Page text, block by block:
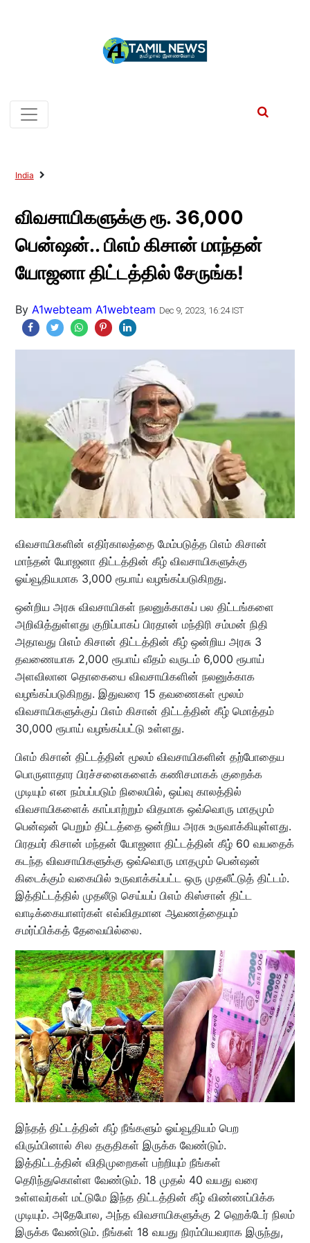
India
விவசாயிகளுக்கு ரூ. 36,000
பென்ஷன்.. பிஎம் கிசான் மாந்தன்
யோஜனா திட்டத்தில் சேருங்க!
By A1webteam A1webteam Dec 9, 2023, 16:24 IST
விவசாயிகளின் எதிர்காலத்தை மேம்படுத்த பிஎம் கிசான்
மாந்தன் யோஜனா திட்டத்தின் கீழ் விவசாயிகளுக்கு
ஓய்வூதியமாக 3,000 ரூபாய் வழங்கப்படுகிறது.
ஒன்றிய அரசு விவசாயிகள் நலனுக்காகப் பல திட்டங்களை
அறிவித்துள்ளது குறிப்பாகப் பிரதான் மந்திரி சம்மன் நிதி
அதாவது பிஎம் கிசான் திட்டத்தின் கீழ் ஒன்றிய அரசு 3
தவணையாக 2,000 ரூபாய் வீதம் வருடம் 6,000 ரூபாய்
அளவிலான தொகையை விவசாயிகளின் நலனுக்காக
வழங்கப்படுகிறது. இதுவரை 15 தவணைகள் மூலம்
விவசாயிகளுக்குப் பிஎம் கிசான் திட்டத்தின் கீழ் மொத்தம்
30,000 ரூபாய் வழங்கப்பட்டு உள்ளது.
பிஎம் கிசான் திட்டத்தின் மூலம் விவசாயிகளின் தற்போதைய
பொருளாதார பிரச்சனைகளைக் கணிசமாகக் குறைக்க
முடியும் என நம்பப்படும் நிலையில், ஒய்வு காலத்தில்
விவசாயிகளைக் காப்பாற்றும் விதமாக ஒவ்வொரு மாதமும்
பென்ஷன் பெறும் திட்டத்தை ஒன்றிய அரசு உருவாக்கியுள்ளது.
பிரதமர் கிசான் மந்தன் யோஜனா திட்டத்தின் கீழ் 60 வயதைக்
கடந்த விவசாயிகளுக்கு ஒவ்வொரு மாதமும் பென்ஷன்
கிடைக்கும் வகையில் உருவாக்கப்பட்ட ஒரு முதலீட்டுத் திட்டம்.
இத்திட்டத்தில் முதலீடு செய்யப் பிஎம் கிஸ்சான் திட்ட
வாடிக்கையாளர்கள் எவ்விதமான ஆவணத்தையும்
சமர்ப்பிக்கத் தேவையில்லை.
இந்தத் திட்டத்தின் கீழ் நீங்களும் ஓய்வூதியம் பெற
விரும்பினால் சில தகுதிகள் இருக்க வேண்டும்.
இத்திட்டத்தின் விதிமுறைகள் பற்றியும் நீங்கள்
தெரிந்துகொள்ள வேண்டும். 18 முதல் 40 வயது வரை
உள்ளவர்கள் மட்டுமே இந்த திட்டத்தின் கீழ் விண்ணப்பிக்க
முடியும். அதேபோல, அந்த விவசாயிகளுக்கு 2 ஹெக்டேர் நிலம்
இருக்க வேண்டும். நீங்கள் 18 வயது நிரம்பியவராக இருந்து,